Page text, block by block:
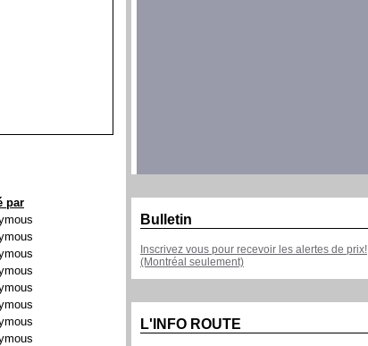
par
Bulletin
Inscrivez vous pour recevoir les alertes de prix!
(Montréal seulement)
L'INFO ROUTE